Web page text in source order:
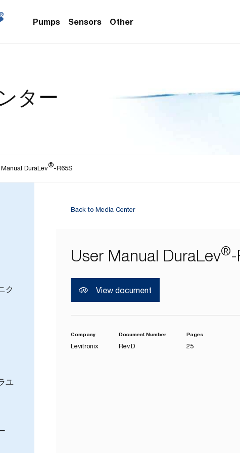
Pumps
Applications)
Sensors
Flow Sensors
Flow Sensors (First
Other
(Single-Use)
ター
DuraLev®-R65S
ク
ユ
Back to Media Center
User Manual DuraLev®
View document
Company
Levitronix
Document Number
Rev.D
Pages
25